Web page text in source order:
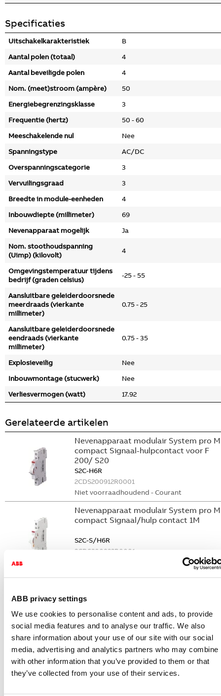
ABB privacy settings
We use cookies to personalise content and ads, to provide
social media features and to analyse our traffic. We also
share information about your use of our site with our social
media, advertising and analytics partners who may combine
with other information that you’ve provided to them or that
they’ve collected from your use of their services.
Specificaties
Uitschakelkarakteristiek
B
Aantal polen (totaal)
4
Aantal beveiligde polen
4
Nom. (meet)stroom (ampère)
50
Energiebegrenzingsklasse
3
Frequentie (hertz)
50 - 60
Meeschakelende nul
Nee
Spanningstype
AC/DC
Overspanningscategorie
3
Vervuilingsgraad
3
Breedte in module-eenheden
4
Inbouwdiepte (millimeter)
69
Nevenapparaat mogelijk
Ja
Nom. stoothoudspanning
(Uimp) (kilovolt)
4
Omgevingstemperatuur tijdens
bedrijf (graden celsius)
-25 - 55
Aansluitbare geleiderdoorsnede
meerdraads (vierkante
millimeter)
0.75 - 25
Aansluitbare geleiderdoorsnede
eendraads (vierkante
millimeter)
0.75 - 35
Explosieveilig
Nee
Inbouwmontage (stucwerk)
Nee
Verliesvermogen (watt)
17.92
Gerelateerde artikelen
Nevenapparaat modulair System pro M
compact Signaal-hulpcontact voor F
200/ S20
S2C-H6R
2CDS200912R0001
Niet voorraadhoudend - Courant
Nevenapparaat modulair System pro M
compact Signaal/hulp contact 1M
S2C-S/H6R
2CDS200922R0001
S2C-H6-11R
2CDS200946R0001
Niet voorraadhoudend - Courant
Nevenapparaat modulair System pro M
compact Hulpcontact 1M+1V
S2C-H11L